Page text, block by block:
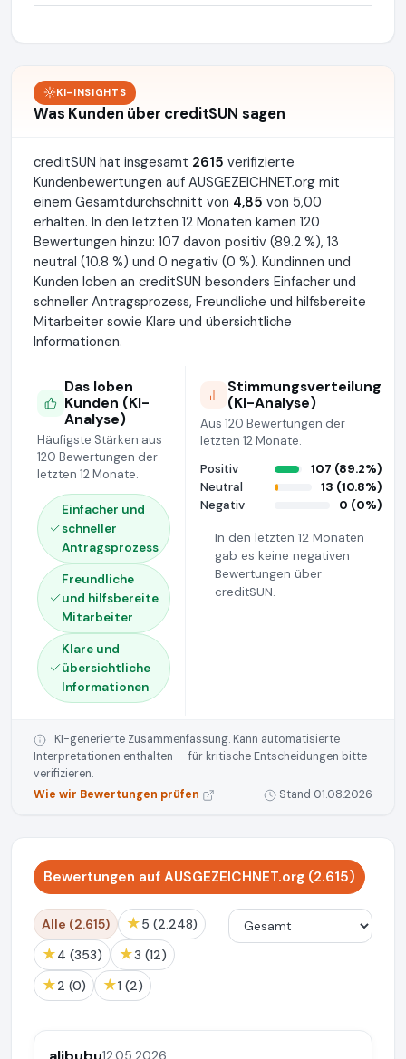
KI-INSIGHTS
Was Kunden über creditSUN sagen
creditSUN hat insgesamt 2615 verifizierte
Kundenbewertungen auf AUSGEZEICHNET.org mit
einem Gesamtdurchschnitt von 4,85 von 5,00
erhalten. In den letzten 12 Monaten kamen 120
Bewertungen hinzu: 107 davon positiv (89.2 %), 13
neutral (10.8 %) und 0 negativ (0 %). Kundinnen und
Kunden loben an creditSUN besonders Einfacher und
schneller Antragsprozess, Freundliche und hilfsbereite
Mitarbeiter sowie Klare und übersichtliche
Informationen.
Das loben
Kunden (KI-
Analyse)
Häufigste Stärken aus
120 Bewertungen der
letzten 12 Monate.
Einfacher und
schneller
Antragsprozess
Freundliche
und hilfsbereite
Mitarbeiter
Klare und
übersichtliche
Informationen
Stimmungsverteilung
(KI-Analyse)
Aus 120 Bewertungen der
letzten 12 Monate.
Positiv
107 (89.2%)
Neutral
13 (10.8%)
Negativ
0 (0%)
In den letzten 12 Monaten
gab es keine negativen
Bewertungen über
creditSUN.
KI-generierte Zusammenfassung. Kann automatisierte
Interpretationen enthalten — für kritische Entscheidungen bitte
verifizieren.
Wie wir Bewertungen prüfen
Stand 01.08.2026
Bewertungen auf AUSGEZEICHNET.org (2.615)
Alle (2.615) ★ 5 (2.248)
★ 4 (353) ★ 3 (12)
★ 2 (0) ★ 1 (2)
12.05.2026